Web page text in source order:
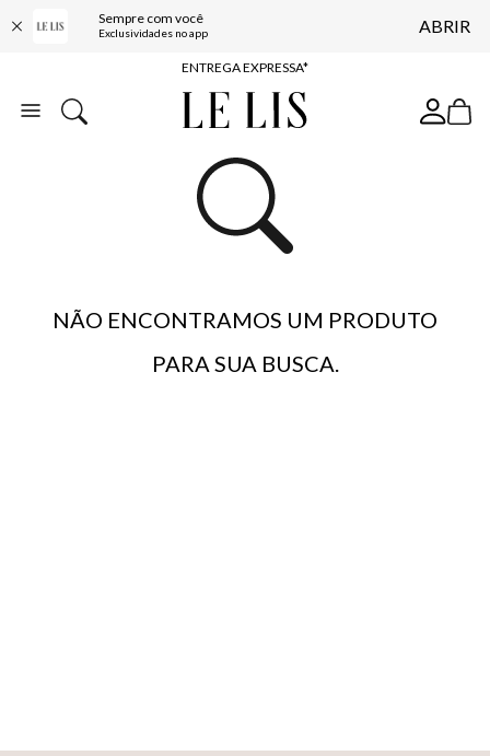
Sempre com você
Exclusividades no app ABRIR
COMPRE ONLINE E RETIRE EM LOJA*
ENTREGA EXPRESSA*
FRETE GRÁTIS*
10% OFF NA PRIMEIRA COMPRA*
NÃO ENCONTRAMOS UM PRODUTO
PARA SUA BUSCA.